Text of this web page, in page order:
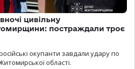
цивільну
постраждали троє
окупанти завдали удару по
області.